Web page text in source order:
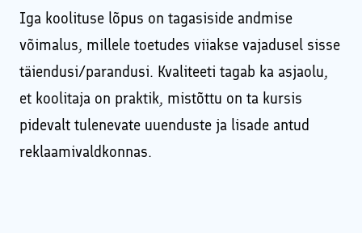
Iga koolituse lõpus on tagasiside andmise
võimalus, millele toetudes viiakse vajadusel sisse
täiendusi/parandusi. Kvaliteeti tagab ka asjaolu,
et koolitaja on praktik, mistõttu on ta kursis
pidevalt tulenevate uuenduste ja lisade antud
reklaamivaldkonnas.